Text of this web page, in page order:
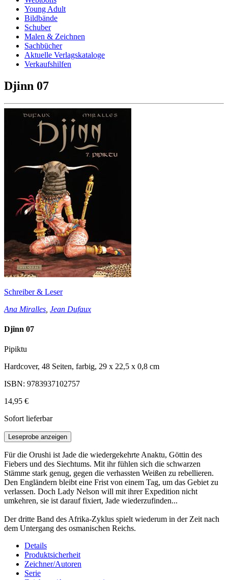
Young Adult
Bildbände
Schuber
Malen & Zeichnen
Sachbücher
Aktuelle Verlagskataloge
Verkaufshilfen
Djinn 07
Schreiber & Leser
Ana Miralles Jean Dufaux
Djinn 07
Pipiktu
Hardcover, 48 Seiten, farbig, 29 x 22,5 x 0,8 cm
ISBN: 9783937102757
14,95 €
Sofort lieferbar
Leseprobe anzeigen
Für die Orushi ist Jade die wiedergekehrte Anaktu, Göttin des
Fiebers und des Siechtums. Mit ihr fühlen sich die schwarzen
Stämme stark genug, gegen die verhassten Weißen zu rebellieren.
Den Engländern bleibt eine Frist von einem Tag, um das Gebiet zu
verlassen. Doch Lady Nelson will mit ihrer Expedition nicht
umkehren, sie ist darauf fixiert, Jade wiederzufinden...
Der dritte Band des Afrika-Zyklus spielt wiederum in der Zeit nach
dem Untergang des osmanischen Reichs.
Details
Produktsicherheit
Zeichner/Autoren
Serie